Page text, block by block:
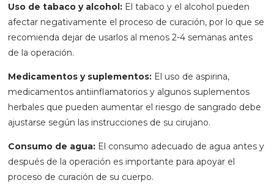
Uso de tabaco y alcohol: El tabaco y el alcohol pueden
afectar negativamente el proceso de curación, por lo que se
recomienda dejar de usarlos al menos 2-4 semanas antes
de la operación.
Medicamentos y suplementos: El uso de aspirina,
medicamentos antiinflamatorios y algunos suplementos
herbales que pueden aumentar el riesgo de sangrado debe
ajustarse según las instrucciones de su cirujano.
Consumo de agua: El consumo adecuado de agua antes y
después de la operación es importante para apoyar el
proceso de curación de su cuerpo.